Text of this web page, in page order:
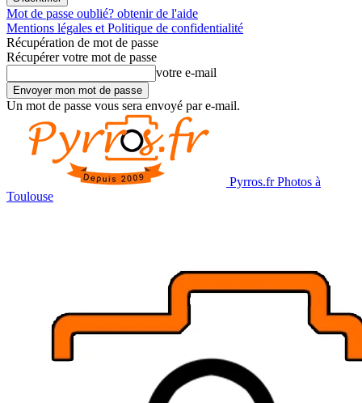
Mot de passe oublié? obtenir de l'aide
Mentions légales et Politique de confidentialité
Récupération de mot de passe
Récupérer votre mot de passe
votre e-mail
Un mot de passe vous sera envoyé par e-mail.
Pyrros.fr Photos à
Toulouse